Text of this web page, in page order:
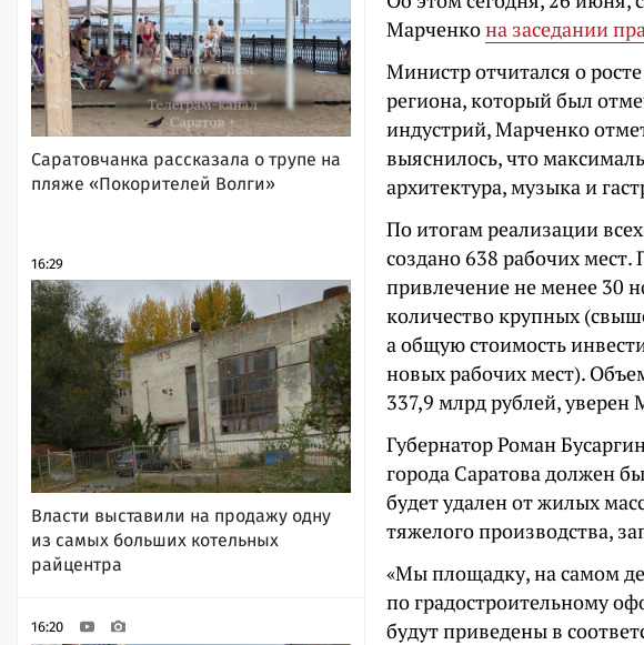
Саратовчанка рассказала о трупе на
пляже «Покорителей Волги»
16:29
Власти выставили на продажу одну
из самых больших котельных
райцентра
16:20
Марченкона заседании
Министр отчитался о
региона, который был
индустрий, Марченко
выяснилось, что
архитектура, музыка и
По итогам реализации
создано 638 рабочих
привлечение не менее 30
количество крупных
а общую стоимость
новых рабочих мест).
337,9 млрд рублей, уверен
Губернатор Роман
города Саратова должен
будет удален от жилых
тяжелого производства,
«Мы площадку, на самом
по градостроительному
будут приведены в